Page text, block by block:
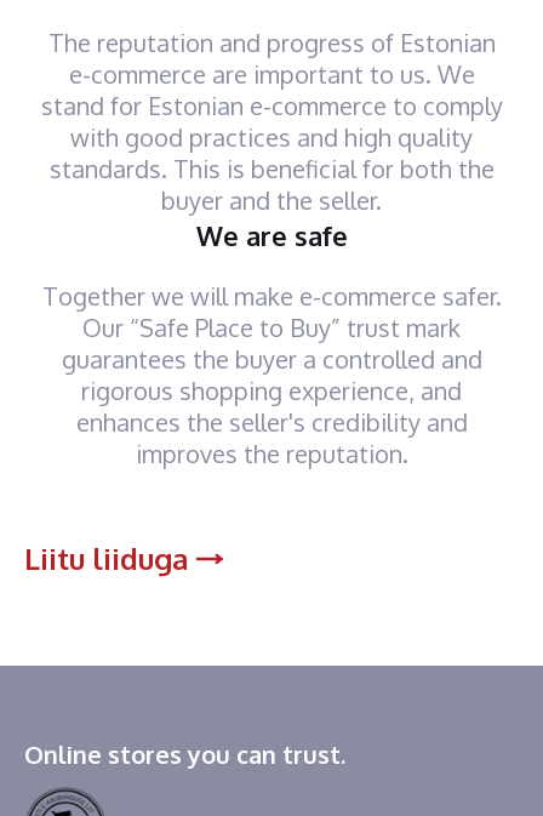
The reputation and progress of Estonian
e-commerce are important to us. We
stand for Estonian e-commerce to comply
with good practices and high quality
standards. This is beneficial for both the
buyer and the seller.
We are safe
Together we will make e-commerce safer.
Our “Safe Place to Buy” trust mark
guarantees the buyer a controlled and
rigorous shopping experience, and
enhances the seller's credibility and
improves the reputation.
Liitu liiduga
Online stores you can trust.